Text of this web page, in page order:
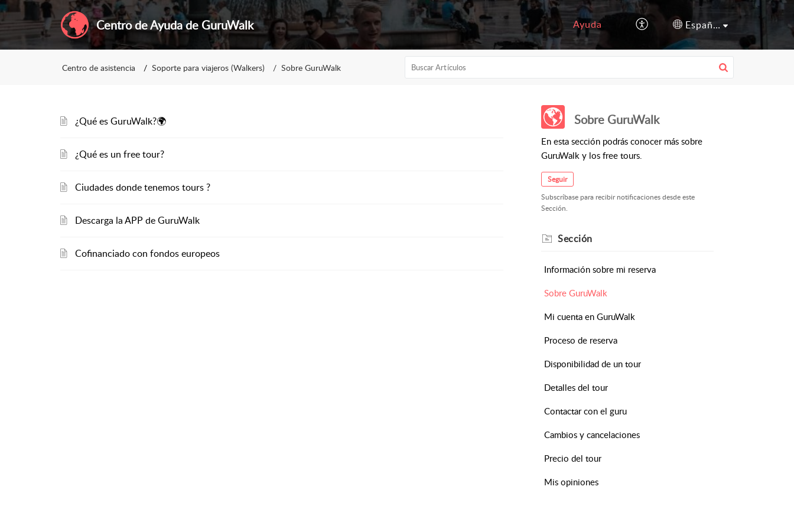
Centro de Ayuda de GuruWalk Ayuda Español (España)
Centro de asistencia Soporte para viajeros (Walkers) Sobre GuruWalk
¿Qué es GuruWalk?🌍
¿Qué es un free tour?
Ciudades donde tenemos tours ?
Descarga la APP de GuruWalk
Cofinanciado con fondos europeos
Sobre GuruWalk
En esta sección podrás conocer más sobre
GuruWalk y los free tours.
Seguir
Subscríbase para recibir notificaciones desde este
Sección.
Sección
Información sobre mi reserva
Sobre GuruWalk
Mi cuenta en GuruWalk
Proceso de reserva
Disponibilidad de un tour
Detalles del tour
Contactar con el guru
Cambios y cancelaciones
Precio del tour
Mis opiniones